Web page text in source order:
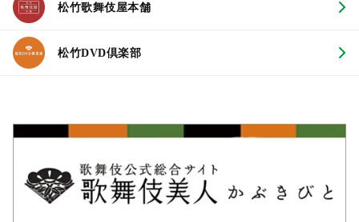
松竹歌舞伎屋本舗
松竹DVD倶楽部